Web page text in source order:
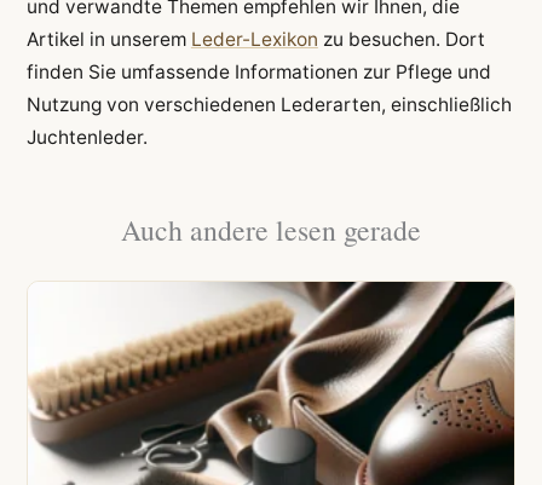
und verwandte Themen empfehlen wir Ihnen, die
Artikel in unserem Leder-Lexikon zu besuchen. Dort
finden Sie umfassende Informationen zur Pflege und
Nutzung von verschiedenen Lederarten, einschließlich
Juchtenleder.
Auch andere lesen gerade